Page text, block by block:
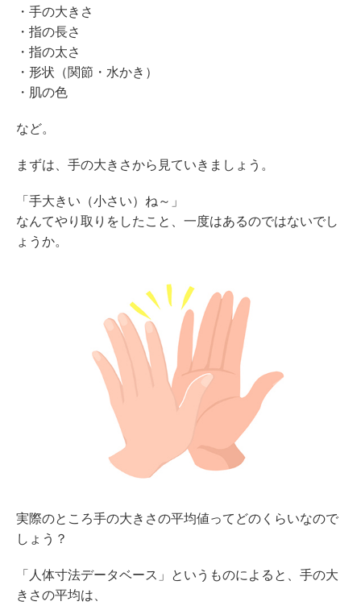
・手の大きさ
・指の長さ
・指の太さ
・形状（関節・水かき）
・肌の色
など。
まずは、手の大きさから見ていきましょう。
「手大きい（小さい）ね～」
なんてやり取りをしたこと、一度はあるのではないでし
ょうか。
実際のところ手の大きさの平均値ってどのくらいなので
しょう？
「人体寸法データベース」というものによると、手の大
きさの平均は、